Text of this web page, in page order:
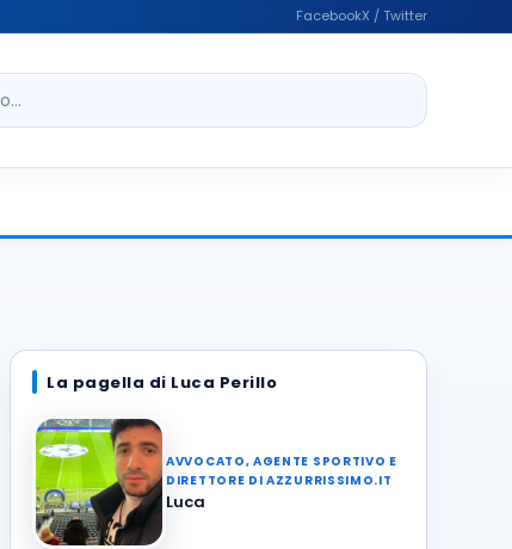
FacebookX / Twitter
La pagella di Luca Perillo
AVVOCATO, AGENTE SPORTIVO E
DIRETTORE DI AZZURRISSIMO.IT
Luca